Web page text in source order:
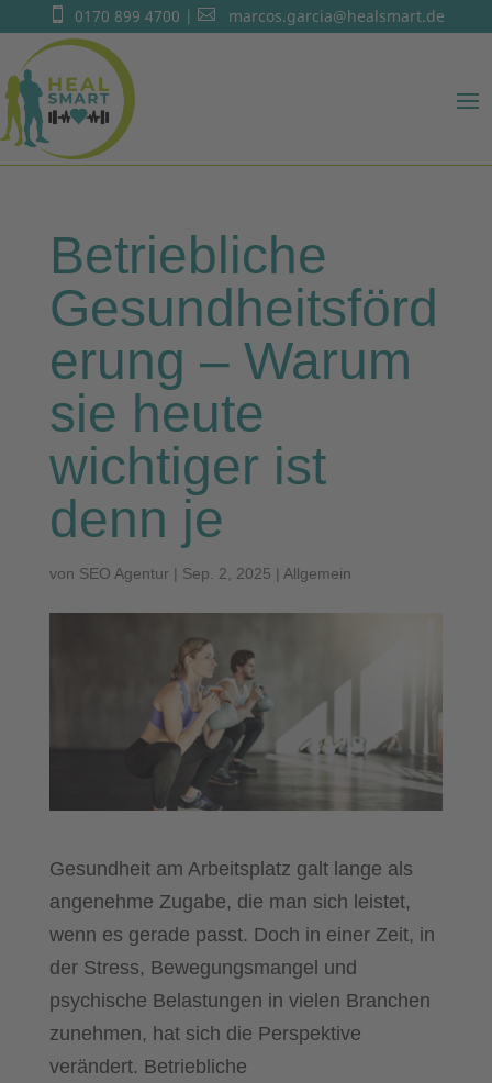
 0170 899 4700 |  marcos.garcia@healsmart.de
Betriebliche
Gesundheitsförd
erung – Warum
sie heute
wichtiger ist
denn je
von SEO Agentur | Sep. 2, 2025 | Allgemein
Gesundheit am Arbeitsplatz galt lange als
angenehme Zugabe, die man sich leistet,
wenn es gerade passt. Doch in einer Zeit, in
der Stress, Bewegungsmangel und
psychische Belastungen in vielen Branchen
zunehmen, hat sich die Perspektive
verändert. Betriebliche